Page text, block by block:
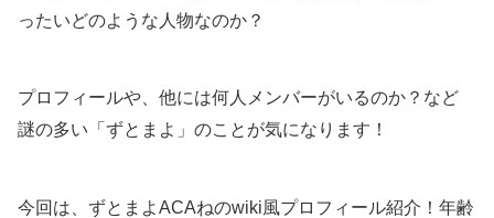
ったいどのような人物なのか？
プロフィールや、他には何人メンバーがいるのか？など
謎の多い「ずとまよ」のことが気になります！
今回は、ずとまよACAねのwiki風プロフィール紹介！年齢